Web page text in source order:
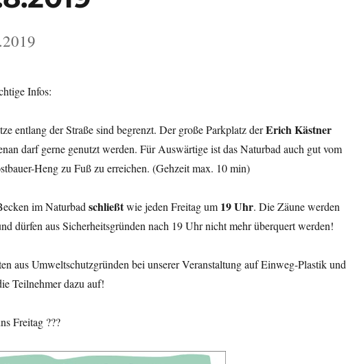
Infos:
entlang der Straße sind begrenzt. Der große Parkplatz derErich Kästner
darf gerne genutzt werden. Für Auswärtige ist das Naturbad auch gut vom
Heng zu Fuß zu erreichen. (Gehzeit max. 10 min)
im Naturbad schließtwie jeden Freitag um 19 Uhr. Die Zäune werden
dürfen aus Sicherheitsgründen nach 19 Uhr nicht mehr überquert werden!
aus Umweltschutzgründen bei unserer Veranstaltung auf Einweg-Plastik und
Teilnehmer dazu auf!
Freitag ???